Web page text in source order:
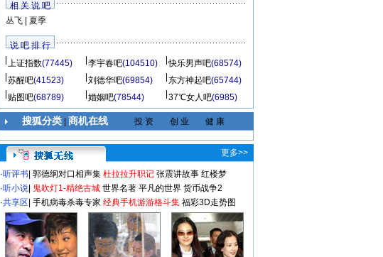
相 关 说 吧
丛飞| 夏季
说 吧 排 行
上证指数(77445) 李宇春吧(104510) 快乐男声吧(68574)
苏醒吧(41523) 刘德华吧(69854) 东方神起吧(65744)
贴图吧(68789) 婚姻吧(78544) 37℃女人吧(6985)
搜狐分类| 商机在线 投 资 创 业 健 康
更多>>
·听评书 郭德纲对口相声集 杜拉拉升职记 张震讲故事 红楼梦
·听小说 鬼吹灯1-精绝古城 世界名著 平凡的世界 货币战争2
·共享区 手机病毒杀毒专家 经典手机游游格斗集 福彩3D走势图